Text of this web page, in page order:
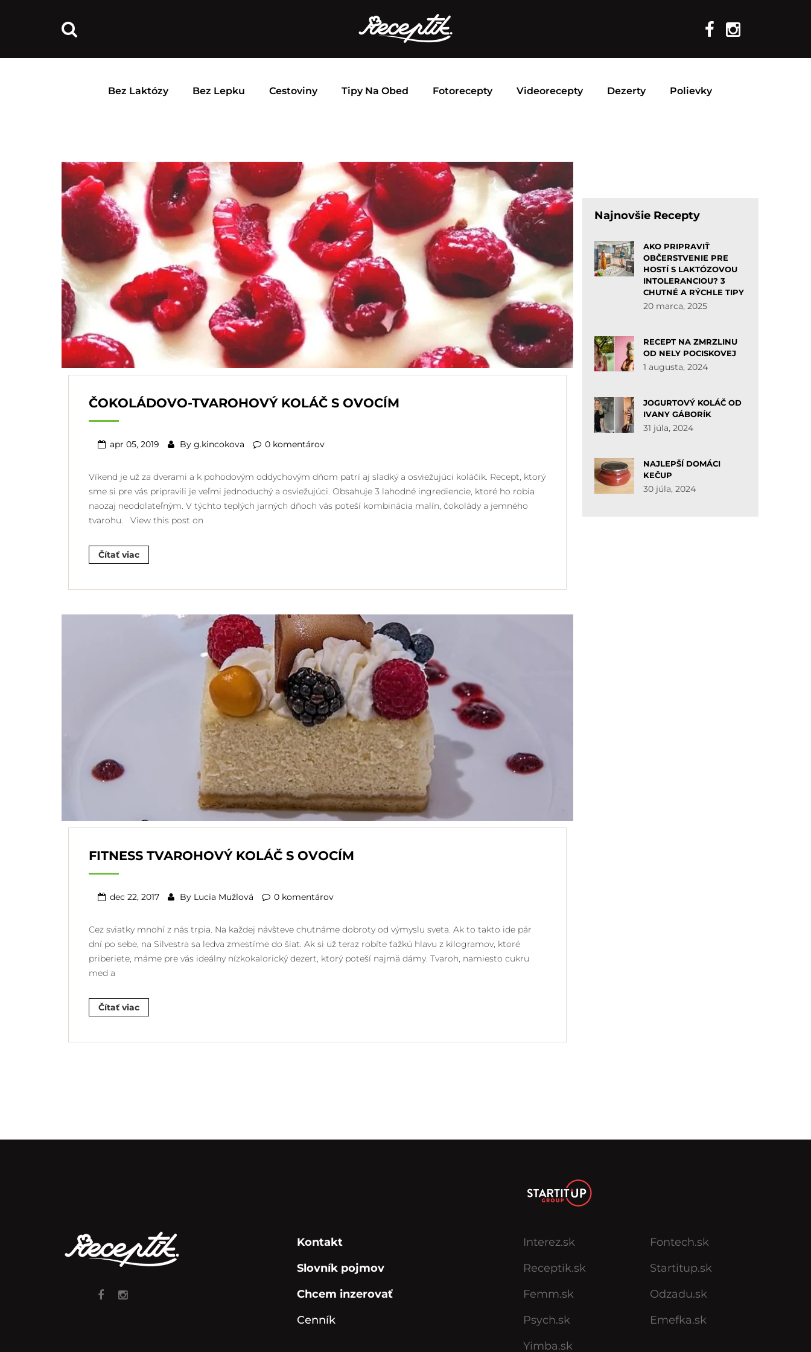
Bez Laktózy Bez Lepku Cestoviny Tipy Na Obed Fotorecepty Videorecepty Dezerty Polievky
ČOKOLÁDOVO-TVAROHOVÝ KOLÁČ S OVOCÍM
apr 05, 2019 By g.kincokova 0 komentárov
Víkend je už za dverami a k pohodovým oddychovým dňom patrí aj sladký a osviežujúci koláčik. Recept, ktorý
sme si pre vás pripravili je veľmi jednoduchý a osviežujúci. Obsahuje 3 lahodné ingrediencie, ktoré ho robia
naozaj neodolateľným. V týchto teplých jarných dňoch vás poteší kombinácia malín, čokolády a jemného
tvarohu. View this post on
Čítať viac
FITNESS TVAROHOVÝ KOLÁČ S OVOCÍM
dec 22, 2017 By Lucia Mužlová 0 komentárov
Cez sviatky mnohí z nás trpia. Na každej návšteve chutnáme dobroty od výmyslu sveta. Ak to takto ide pár
dní po sebe, na Silvestra sa ledva zmestíme do šiat. Ak si už teraz robíte ťažkú hlavu z kilogramov, ktoré
priberiete, máme pre vás ideálny nízkokalorický dezert, ktorý poteší najmä dámy. Tvaroh, namiesto cukru
med a
Čítať viac
Najnovšie Recepty
AKO PRIPRAVIŤ
OBČERSTVENIE PRE
HOSTÍ S LAKTÓZOVOU
INTOLERANCIOU? 3
CHUTNÉ A RÝCHLE TIPY
20 marca, 2025
RECEPT NA ZMRZLINU
OD NELY POCISKOVEJ
1 augusta, 2024
JOGURTOVÝ KOLÁČ OD
IVANY GÁBORÍK
31 júla, 2024
NAJLEPŠÍ DOMÁCI
KEČUP
30 júla, 2024
Kontakt
Slovník pojmov
Chcem inzerovať
Cenník
Interez.sk
Receptik.sk
Femm.sk
Psych.sk
Yimba.sk
Fontech.sk
Startitup.sk
Odzadu.sk
Emefka.sk